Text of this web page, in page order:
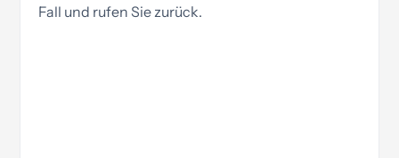
Fall und rufen Sie zurück.